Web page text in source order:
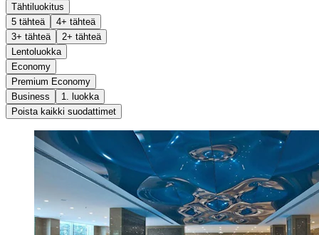
Tähtiluokitus
5 tähteä
4+ tähteä
3+ tähteä
2+ tähteä
Lentoluokka
Economy
Premium Economy
Business
1. luokka
Poista kaikki suodattimet